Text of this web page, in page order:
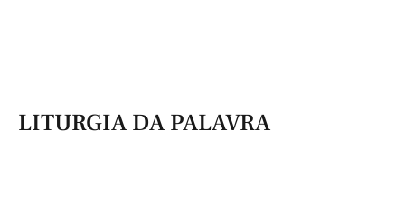
LITURGIA DA PALAVRA